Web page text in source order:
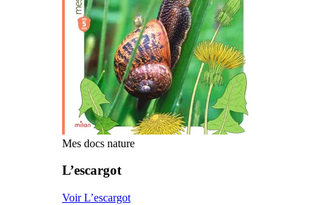
Mes docs nature
L’escargot
Voir L’escargot